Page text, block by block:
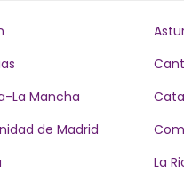
La Mancha
de Madrid
La